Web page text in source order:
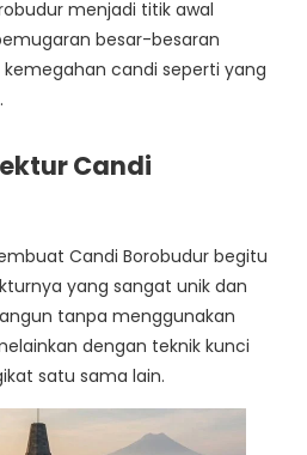
menjadi titik awal
besar-besaran
candi seperti yang
Candi
Candi Borobudur begitu
yang sangat unik dan
tanpa menggunakan
dengan teknik kunci
satu sama lain.